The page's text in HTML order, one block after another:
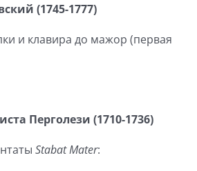
(1745-1777)
и клавира до мажор (первая
Перголези (1710-1736)
Stabat Mater: